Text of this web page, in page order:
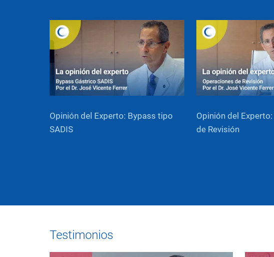
Opinión del Experto: Bypass tipo
SADIS
Opinión del
de Revisión
Testimonios